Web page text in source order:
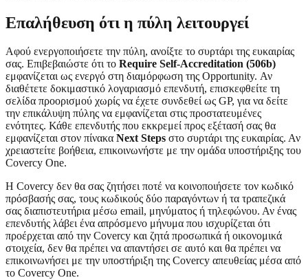
Επαλήθευση ότι η πύλη λειτουργεί
Αφού ενεργοποιήσετε την πύλη, ανοίξτε το συρτάρι της ευκαιρίας
σας. Επιβεβαιώστε ότι το Require Self-Accreditation (506b)
εμφανίζεται ως ενεργό στη διαμόρφωση της Opportunity. Αν
διαθέτετε δοκιμαστικό λογαριασμό επενδυτή, επισκεφθείτε τη
σελίδα προορισμού χωρίς να έχετε συνδεθεί ως GP, για να δείτε
την επικάλυψη πύλης να εμφανίζεται στις προστατευμένες
ενότητες. Κάθε επενδυτής που εκκρεμεί προς εξέτασή σας θα
εμφανίζεται στον πίνακα Next Steps στο συρτάρι της ευκαιρίας. Αν
χρειαστείτε βοήθεια, επικοινωνήστε με την ομάδα υποστήριξης του
Covercy One.
Η Covercy δεν θα σας ζητήσει ποτέ να κοινοποιήσετε τον κωδικό
πρόσβασής σας, τους κωδικούς δύο παραγόντων ή τα τραπεζικά
σας διαπιστευτήρια μέσω email, μηνύματος ή τηλεφώνου. Αν ένας
επενδυτής λάβει ένα απρόσμενο μήνυμα που ισχυρίζεται ότι
προέρχεται από την Covercy και ζητά προσωπικά ή οικονομικά
στοιχεία, δεν θα πρέπει να απαντήσει σε αυτό και θα πρέπει να
επικοινωνήσει με την υποστήριξη της Covercy απευθείας μέσα από
το Covercy One.